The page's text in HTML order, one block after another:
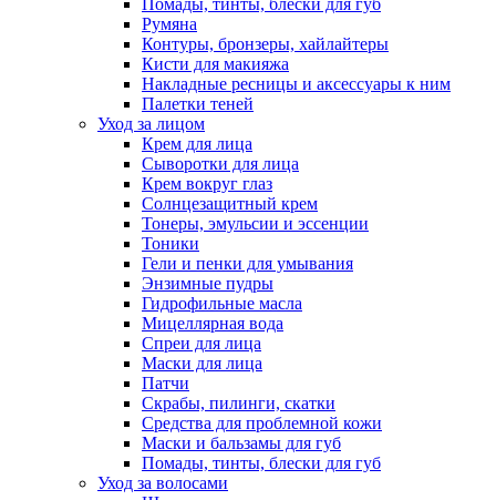
Помады, тинты, блески для губ
Румяна
Контуры, бронзеры, хайлайтеры
Кисти для макияжа
Накладные ресницы и аксессуары к ним
Палетки теней
Уход за лицом
Крем для лица
Сыворотки для лица
Крем вокруг глаз
Солнцезащитный крем
Тонеры, эмульсии и эссенции
Тоники
Гели и пенки для умывания
Энзимные пудры
Гидрофильные масла
Мицеллярная вода
Спреи для лица
Маски для лица
Патчи
Скрабы, пилинги, скатки
Средства для проблемной кожи
Маски и бальзамы для губ
Помады, тинты, блески для губ
Уход за волосами